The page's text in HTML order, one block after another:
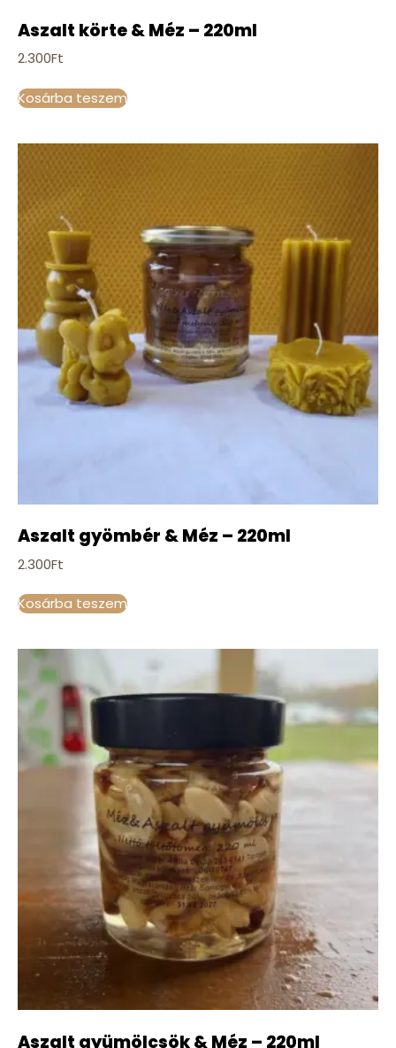
Aszalt körte & Méz – 220ml
2.300Ft
Kosárba teszem
Aszalt gyömbér & Méz – 220ml
2.300Ft
Kosárba teszem
Aszalt gyümölcsök & Méz – 220ml